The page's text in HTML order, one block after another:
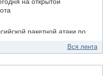
на открытой
ракетной атаки по
Вся лента